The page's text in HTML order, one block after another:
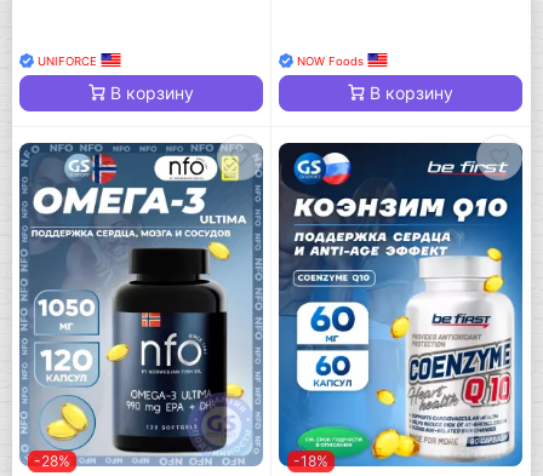
UNIFORCE
В корзину
NOW Foods
В корзину
-28% -18%